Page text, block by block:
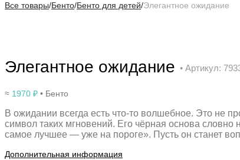
Все товары/Бенто/Бенто для детей/Элегантное ожидание
Элегантное ожидание • Артикул:
≈ 1970 ₽ • Бенто
В ожидании всегда есть что-то волшебное. Это не
символ таких мгновений. Его чёрная основа
самое лучшее — уже на пороге». Пусть он станет
Дополнительная информация